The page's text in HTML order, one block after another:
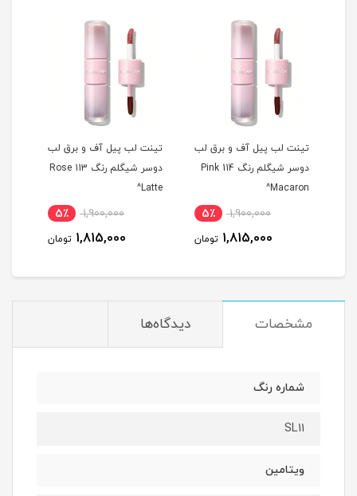
تینت لب پیل آف و برق لب
دوسر شیگلم رنگ 114 Pink
Macaron^
1,900,000 5٪
1,815,000 تومان
تینت لب پیل آف و برق لب
دوسر شیگلم رنگ 113 Rose
Latte^
1,900,000 5٪
1,815,000 تومان
مشخصات دیدگاه‌ها
شماره رنگ
SL11
ویتامین